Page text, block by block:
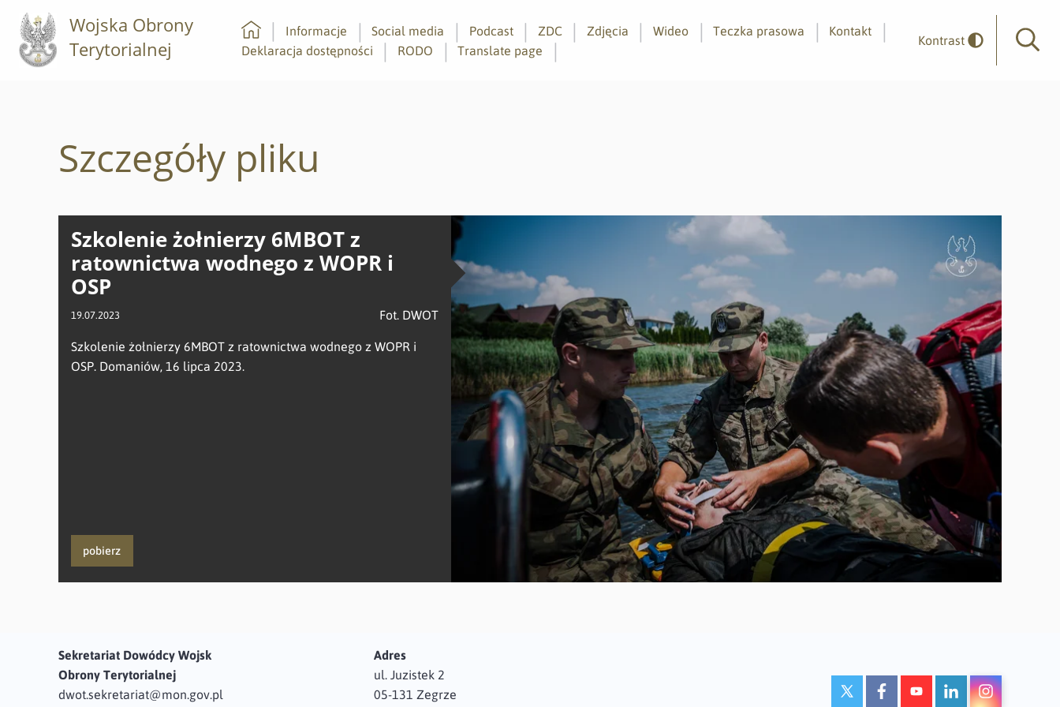
Wojska Obrony
Terytorialnej
Strona główna
Informacje Social media Podcast ZDC Zdjęcia Wideo Teczka prasowa
Kontakt
Deklaracja dostępności
RODO Translate page
Kontrast
Szczegóły pliku
Szkolenie żołnierzy 6MBOT z
ratownictwa wodnego z WOPR i
OSP
19.07.2023 Fot. DWOT
Szkolenie żołnierzy 6MBOT z ratownictwa wodnego z WOPR i
OSP. Domaniów, 16 lipca 2023.
pobierz
Sekretariat Dowódcy Wojsk
Obrony Terytorialnej
dwot.sekretariat@mon.gov.pl
Adres
ul. Juzistek 2
05-131 Zegrze